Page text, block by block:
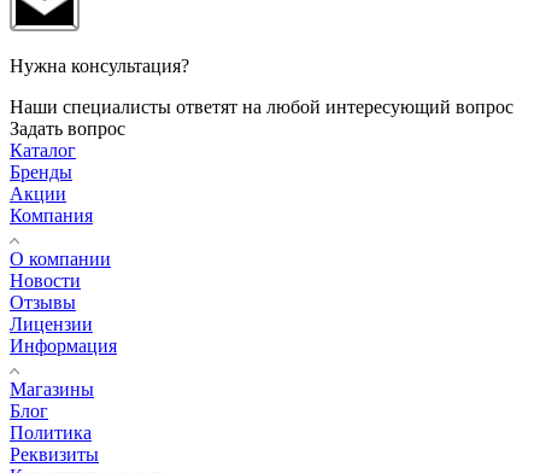
Нужна консультация?
Наши специалисты ответят на любой интересующий вопрос
Задать вопрос
Каталог
Бренды
Акции
Компания
О компании
Новости
Отзывы
Лицензии
Информация
Магазины
Блог
Политика
Реквизиты